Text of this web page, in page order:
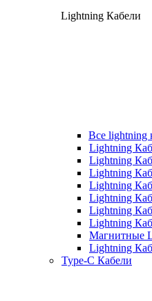
Lightning Кабели
Все lightning
Lightning
Lightning
Lightning
Lightning
Lightning
Lightning
Lightning
Магнитные
Lightning
Type-C Кабели